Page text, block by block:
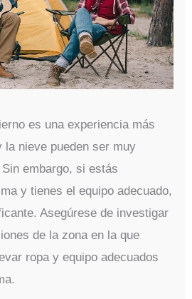
es una experiencia más
nieve pueden ser muy
embargo, si estás
y tienes el equipo adecuado,
Asegúrese de investigar
de la zona en la que
ropa y equipo adecuados